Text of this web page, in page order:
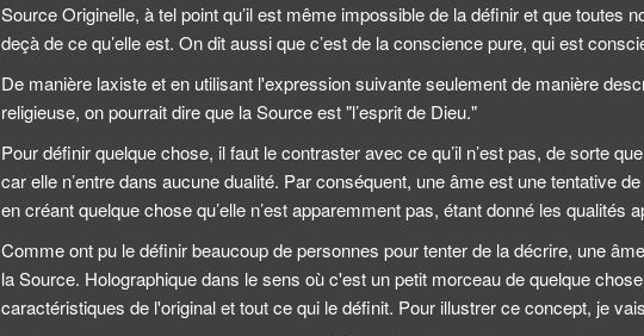
Source Originelle, à tel point qu’il est même impossible de la définir et que toutes
deçà de ce qu’elle est. On dit aussi que c’est de la conscience pure, qui est
De manière laxiste et en utilisant l'expression suivante seulement de manière
religieuse, on pourrait dire que la Source est "l’esprit de Dieu."
Pour définir quelque chose, il faut le contraster avec ce qu’il n’est pas, de sorte
car elle n’entre dans aucune dualité. Par conséquent, une âme est une tentative
en créant quelque chose qu’elle n’est apparemment pas, étant donné les qualités
Comme ont pu le définir beaucoup de personnes pour tenter de la décrire, une
la Source. Holographique dans le sens où c'est un petit morceau de quelque
caractéristiques de l'original et tout ce qui le définit. Pour illustrer ce concept, je